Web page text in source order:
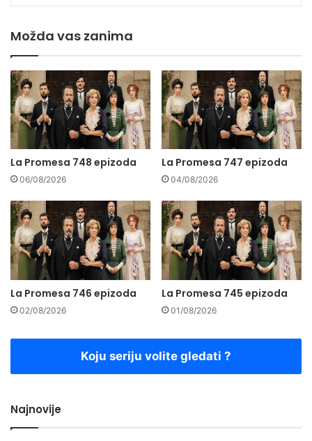
Možda vas zanima
La Promesa 748 epizoda
06/08/2026
La Promesa 747 epizoda
04/08/2026
La Promesa 746 epizoda
02/08/2026
La Promesa 745 epizoda
01/08/2026
Koju seriju volite gledati ?
Najnovije